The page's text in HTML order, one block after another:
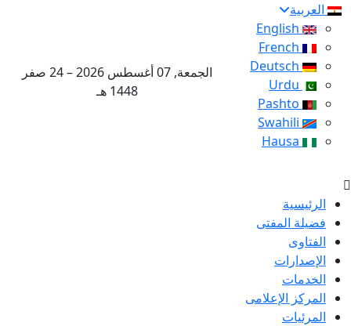
العربية
الجمعة, 07 أغسطس 2026 – 24 صفر
1448 هـ
الرئيسية
فضيلة المفتى
الفتاوى
الإصدارات
الخدمات
المركز الإعلامى
المرئيات